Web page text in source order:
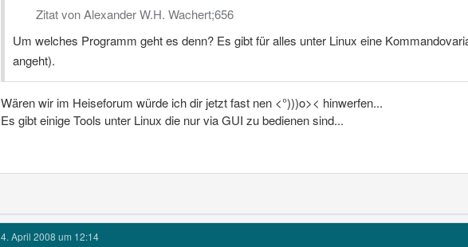
Zitat von Alexander W.H. Wachert;656
Um welches Programm geht es denn? Es gibt für alles unter Linux eine
angeht).
Wären wir im Heiseforum würde ich dir jetzt fast nen <°)))o>< hinwerfen...
Es gibt einige Tools unter Linux die nur via GUI zu bedienen sind...
4. April 2008 um 12:14